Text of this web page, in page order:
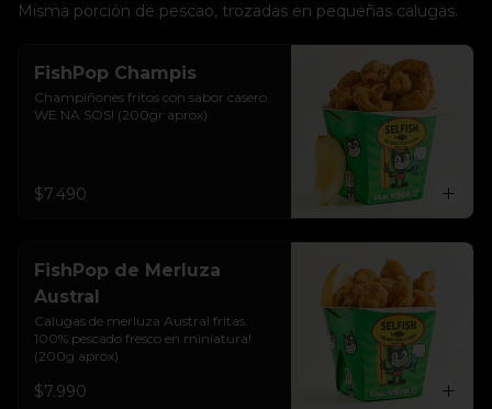
Misma porción de pescao, trozadas en pequeñas calugas.
FishPop Champis
Champiñones fritos con sabor casero.
WE NA SOS! (200gr aprox)
$7.490
FishPop de Merluza
Austral
Calugas de merluza Austral fritas.
100% pescado fresco en miniatura!
(200g aprox)
$7.990